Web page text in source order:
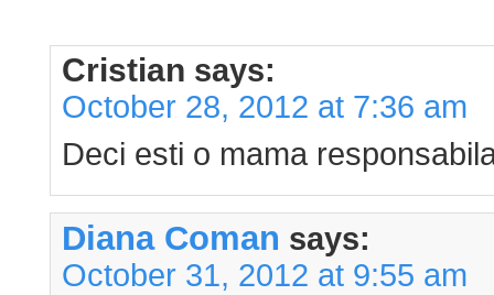
Cristian says:
October 28, 2012 at 7:36 am
Deci esti o mama
Diana Coman says:
October 31, 2012 at 9:55 am